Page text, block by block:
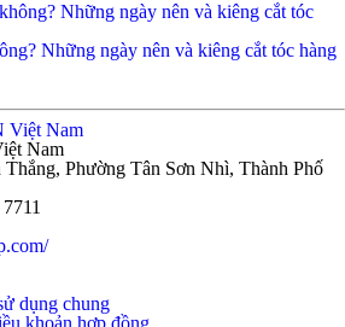
Những ngày nên và kiêng cắt tóc hàng
Nam
Thắng, Phường Tân Sơn Nhì, Thành Phố
dụng chung
khoản hợp đồng